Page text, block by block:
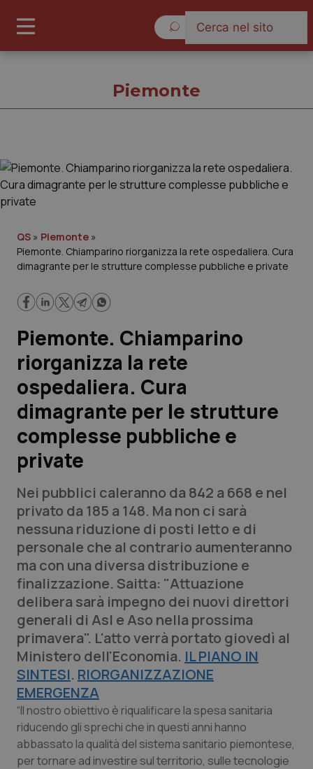
Cronache
Governo e Parlamento
Regioni e Asl
Lavoro e Professioni
Scienza e Farmaci
Studi e Analisi
Lettere al direttore
Edizioni Regionali
QS Pro
Professionisti Sanitari.AI
Abruzzo
Basilicata
Calabria
Campania
Emilia-Romagna
Friuli Venezia Giulia
QS Pro Gold
Artrite & artrosi
Asma & BPCO
Car-T
Colesterolo & coronaropatie
Dermatite Atopica
QS Club Newsletter
Piemonte
QS » Piemonte »
Piemonte. Chiamparino riorganizza la rete ospedaliera. Cura
dimagrante per le strutture complesse pubbliche e private
Piemonte. Chiamparino
riorganizza la rete
ospedaliera. Cura
dimagrante per le strutture
complesse pubbliche e
private
Nei pubblici caleranno da 842 a 668 e nel
privato da 185 a 148. Ma non ci sarà
nessuna riduzione di posti letto e di
personale che al contrario aumenteranno
ma con una diversa distribuzione e
finalizzazione. Saitta: "Attuazione
delibera sarà impegno dei nuovi direttori
generali di Asl e Aso nella prossima
primavera". L'atto verrà portato giovedì al
Ministero dell'Economia. IL PIANO IN
SINTESI. RIORGANIZZAZIONE
EMERGENZA
“Il nostro obiettivo è riqualificare la spesa sanitaria
riducendo gli sprechi che in questi anni hanno
abbassato la qualità del sistema sanitario piemontese,
per tornare ad investire sul territorio, sulle tecnologie